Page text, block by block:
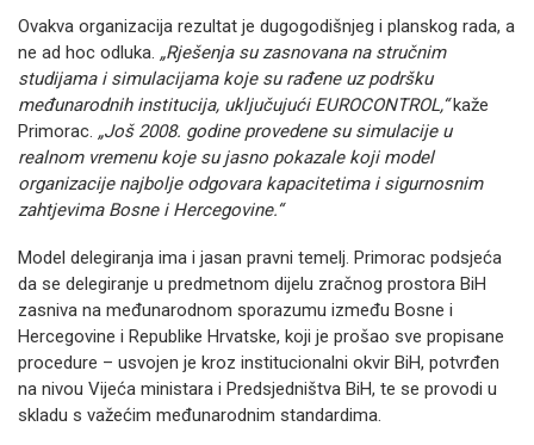
Ovakva organizacija rezultat je dugogodišnjeg i planskog rada, a
ne ad hoc odluka. „Rješenja su zasnovana na stručnim
studijama i simulacijama koje su rađene uz podršku
međunarodnih institucija, uključujući EUROCONTROL,“kaže
Primorac. „Još 2008. godine provedene su simulacije u
realnom vremenu koje su jasno pokazale koji model
organizacije najbolje odgovara kapacitetima i sigurnosnim
zahtjevima Bosne i Hercegovine.“
Model delegiranja ima i jasan pravni temelj. Primorac podsjeća
da se delegiranje u predmetnom dijelu zračnog prostora BiH
zasniva na međunarodnom sporazumu između Bosne i
Hercegovine i Republike Hrvatske, koji je prošao sve propisane
procedure – usvojen je kroz institucionalni okvir BiH, potvrđen
na nivou Vijeća ministara i Predsjedništva BiH, te se provodi u
skladu s važećim međunarodnim standardima.